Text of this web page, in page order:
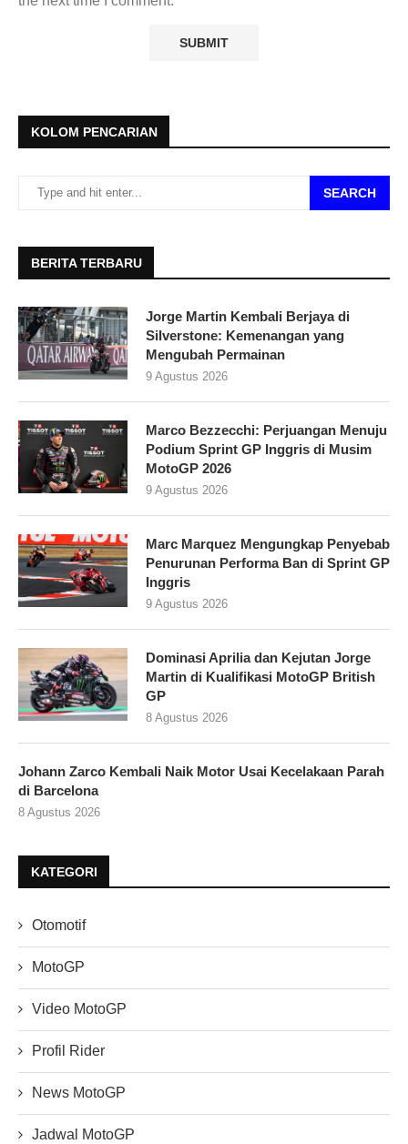
KOLOM PENCARIAN
SEARCH
BERITA TERBARU
Jorge Martin Kembali Berjaya di
Silverstone: Kemenangan yang
Mengubah Permainan
9 Agustus 2026
Marco Bezzecchi: Perjuangan Menuju
Podium Sprint GP Inggris di Musim
MotoGP 2026
9 Agustus 2026
Marc Marquez Mengungkap Penyebab
Penurunan Performa Ban di Sprint GP
Inggris
9 Agustus 2026
Dominasi Aprilia dan Kejutan Jorge
Martin di Kualifikasi MotoGP British
GP
8 Agustus 2026
Johann Zarco Kembali Naik Motor Usai Kecelakaan Parah
di Barcelona
8 Agustus 2026
KATEGORI
Otomotif
MotoGP
Video MotoGP
Profil Rider
News MotoGP
Jadwal MotoGP